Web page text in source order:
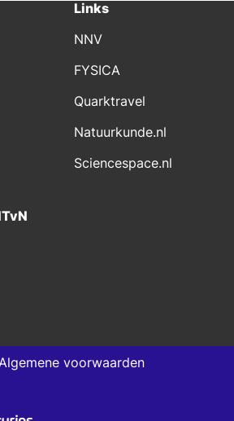
Links
NNV
FYSICA
Quarktravel
Natuurkunde.nl
Sciencespace.nl
voorwaarden